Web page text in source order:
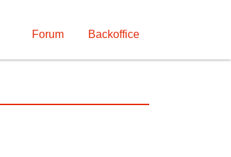
Forum Backoffice